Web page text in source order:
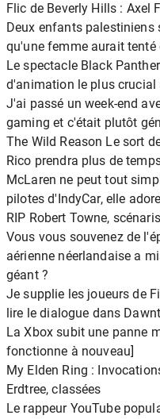
Flic de Beverly Hills : Axel F
Deux enfants palestiniens
qu'une femme aurait tenté
Le spectacle Black
d'animation le plus crucial
J'ai passé un week-end
gaming et c'était plutôt
The Wild Reason Le sort
Rico prendra plus de
McLaren ne peut tout
pilotes d'IndyCar, elle
RIP Robert Towne,
Vous vous souvenez de
aérienne néerlandaise a
géant ?
Je supplie les joueurs de
lire le dialogue dans
La Xbox subit une panne
fonctionne à nouveau]
My Elden Ring :
Erdtree, classées
Le rappeur YouTube